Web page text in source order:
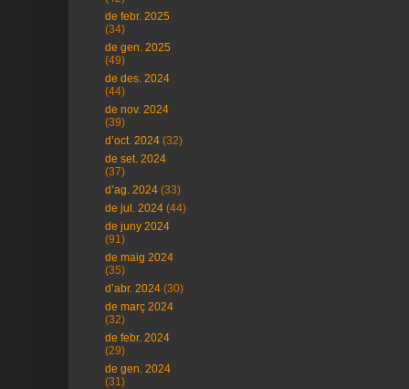
de febr. 2025
(34)
de gen. 2025
(49)
de des. 2024
(44)
de nov. 2024
(39)
d’oct. 2024 (32)
de set. 2024
(37)
d’ag. 2024 (33)
de jul. 2024 (44)
de juny 2024
(91)
de maig 2024
(35)
d’abr. 2024 (30)
de març 2024
(32)
de febr. 2024
(29)
de gen. 2024
(31)